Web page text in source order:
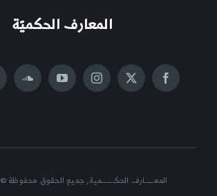
المعارف الحكميّة
المعــــــارف الحكــــــــمية, جميع الحقوق محفوظة © 2026- 2012